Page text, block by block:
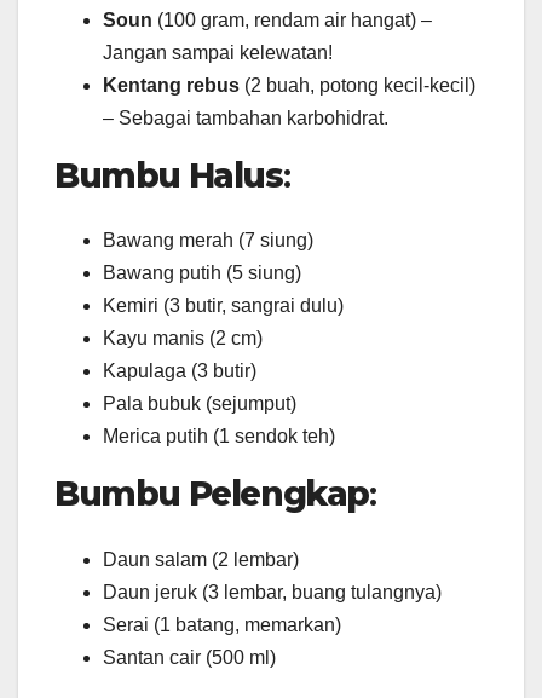
Soun (100 gram, rendam air hangat) –
Jangan sampai kelewatan!
Kentang rebus (2 buah, potong kecil-kecil)
– Sebagai tambahan karbohidrat.
Bumbu Halus:
Bawang merah (7 siung)
Bawang putih (5 siung)
Kemiri (3 butir, sangrai dulu)
Kayu manis (2 cm)
Kapulaga (3 butir)
Pala bubuk (sejumput)
Merica putih (1 sendok teh)
Bumbu Pelengkap:
Daun salam (2 lembar)
Daun jeruk (3 lembar, buang tulangnya)
Serai (1 batang, memarkan)
Santan cair (500 ml)